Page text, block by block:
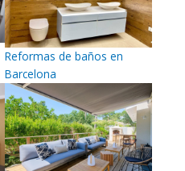
Reformas de baños en
Barcelona